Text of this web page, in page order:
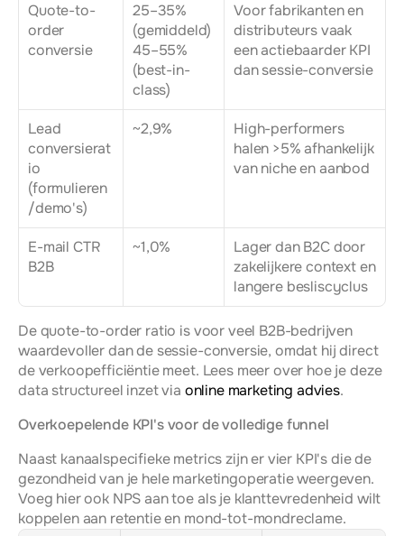
Quote-to-
order
conversie
25–35%
(gemiddeld)
45–55%
(best-in-
class)
Voor fabrikanten en
distributeurs vaak
een actiebaarder KPI
dan sessie-conversie
Lead
conversierat
io
(formulieren
/demo's)
~2,9%
High-performers
halen >5% afhankelijk
van niche en aanbod
E-mail CTR
B2B
~1,0%
Lager dan B2C door
zakelijkere context en
langere besliscyclus
De quote-to-order ratio is voor veel B2B-bedrijven
waardevoller dan de sessie-conversie, omdat hij direct
de verkoopefficiëntie meet. Lees meer over hoe je deze
data structureel inzet via online marketing advies.
Overkoepelende KPI's voor de volledige funnel
Naast kanaalspecifieke metrics zijn er vier KPI's die de
gezondheid van je hele marketingoperatie weergeven.
Voeg hier ook NPS aan toe als je klanttevredenheid wilt
koppelen aan retentie en mond-tot-mondreclame.